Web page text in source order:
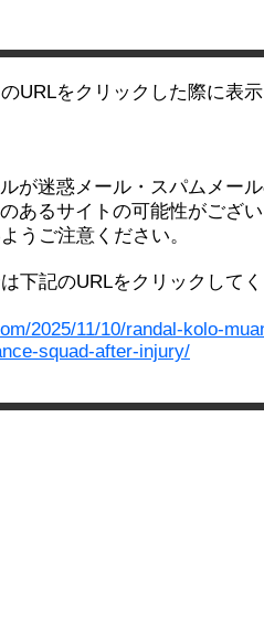
URLをクリックした際に表
が迷惑メール・スパムメー
あるサイトの可能性がござ
うご注意ください。
下記のURLをクリックして
2025/11/10/randal-kolo-
squad-after-injury/